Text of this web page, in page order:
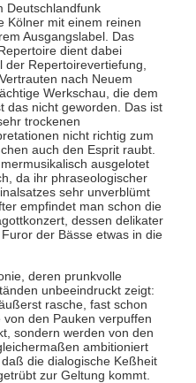
Deutschlandfunk
Kölner mit einem reinen
Ausgangslabel. Das
dient dabei
der Repertoirevertiefung,
nach Neuem
Werkschau, die dem
das nicht geworden. Das ist
trockenen
nicht richtig zum
auch den Esprit raubt.
ausgelotet
da ihr phraseologischer
sehr unverblümt
empfindet man schon die
dessen delikater
der Bässe etwas in die
deren prunkvolle
unbeeindruckt zeigt:
rasche, fast schon
den Pauken verpuffen
sondern werden von den
ambitioniert
die dialogische Keßheit
zur Geltung kommt.